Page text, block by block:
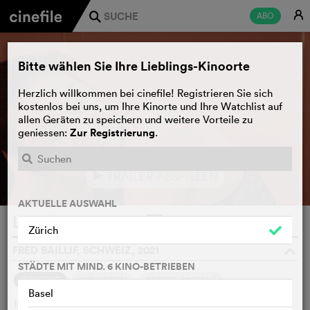
ABO E
j
TRAILER ABSPIELEN
La Mif
SYNOPSIS WIR FINDEN ANDERE SAGEN 4
In einem Westschweizer Jugendheim leben junge Frauen
Bitte wählen Sie Ihre Lieblings-Kinoorte
Herzlich willkommen bei cinefile! Registrieren Sie sich
kostenlos bei uns, um Ihre Kinorte und Ihre Watchlist auf
allen Geräten zu speichern und weitere Vorteile zu
geniessen: Zur Registrierung.
AKTUELLE AUSWAHL
Zürich
STÄDTE MIT MIND. 6 KINO-BETRIEBEN
Basel